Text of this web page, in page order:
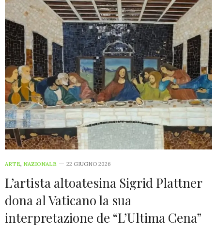
ARTE, NAZIONALE 22 GIUGNO 2026
L’artista altoatesina Sigrid Plattner
dona al Vaticano la sua
interpretazione de “L’Ultima Cena”